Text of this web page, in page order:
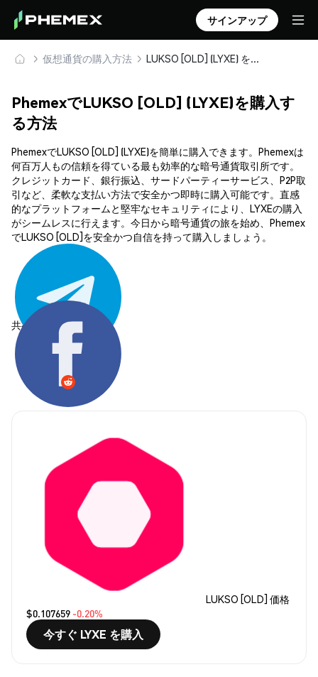
サインアップ
仮想通貨の購入方法 LUKSO [OLD] (LYXE) を安全に購入・保管
PhemexでLUKSO [OLD] (LYXE)を購入す
る方法
PhemexでLUKSO [OLD] (LYXE)を簡単に購入できます。Phemexは
何百万人もの信頼を得ている最も効率的な暗号通貨取引所です。
クレジットカード、銀行振込、サードパーティーサービス、P2P取
引など、柔軟な支払い方法で安全かつ即時に購入可能です。直感
的なプラットフォームと堅牢なセキュリティにより、LYXEの購入
がシームレスに行えます。今日から暗号通貨の旅を始め、Phemex
でLUKSO [OLD]を安全かつ自信を持って購入しましょう。
共有する:
LUKSO [OLD] 価格
$0.107659 -0.20%
今すぐ LYXE を購入